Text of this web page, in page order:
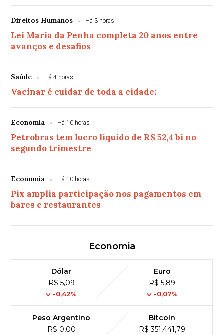
Direitos Humanos Há 3 horas
Lei Maria da Penha completa 20 anos entre
avanços e desafios
Saúde Há 4 horas
Vacinar é cuidar de toda a cidade:
Economia Há 10 horas
Petrobras tem lucro líquido de R$ 52,4 bi no
segundo trimestre
Economia Há 10 horas
Pix amplia participação nos pagamentos em
bares e restaurantes
Economia
Dólar
R$ 5,09
-0,42%
Euro
R$ 5,89
-0,07%
Peso Argentino
R$ 0,00
Bitcoin
R$ 351,441,79